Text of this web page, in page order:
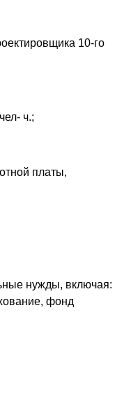
10-го
ч.;
платы,
нужды, включая:
фонд